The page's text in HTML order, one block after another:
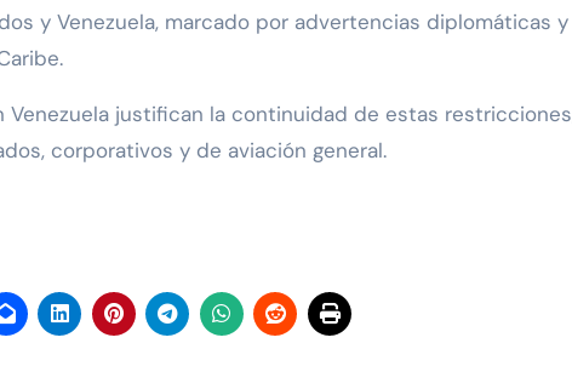
y Venezuela, marcado por advertencias diplomáticas y
Venezuela justifican la continuidad de estas
corporativos y de aviación general.